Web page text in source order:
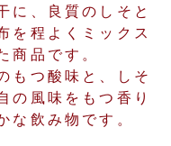
に、良質のしそと
を程よくミックス
商品です。
もつ酸味と、しそ
の風味をもつ香り
な飲み物です。